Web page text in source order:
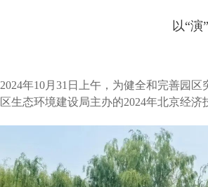
以“
2024年10月31日上午，为健全和完善园
区生态环境建设局主办的2024年北京经